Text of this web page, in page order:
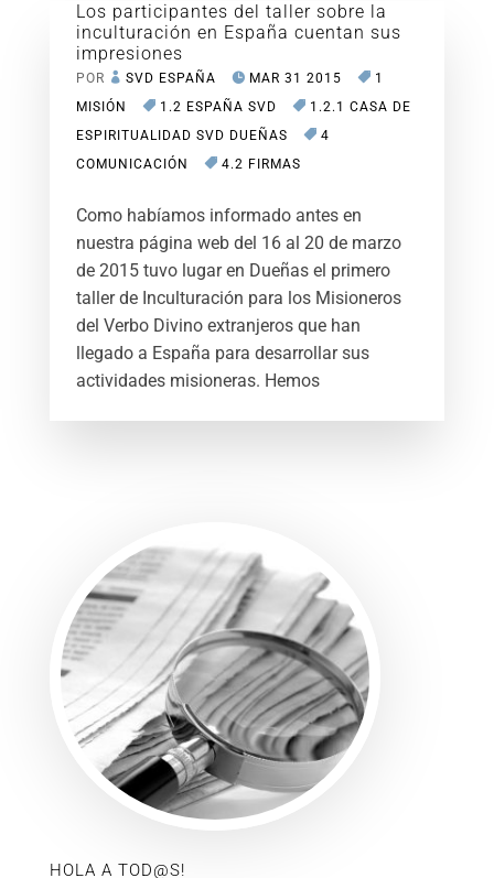
Los participantes del taller sobre la
inculturación en España cuentan sus
impresiones
POR SVD ESPAÑA MAR 31 2015
1
MISIÓN
1.2 ESPAÑA SVD
1.2.1 CASA DE
ESPIRITUALIDAD SVD DUEÑAS
4
COMUNICACIÓN
4.2 FIRMAS
Como habíamos informado antes en
nuestra página web del 16 al 20 de marzo
de 2015 tuvo lugar en Dueñas el primero
taller de Inculturación para los Misioneros
del Verbo Divino extranjeros que han
llegado a España para desarrollar sus
actividades misioneras. Hemos
HOLA A TOD@S!